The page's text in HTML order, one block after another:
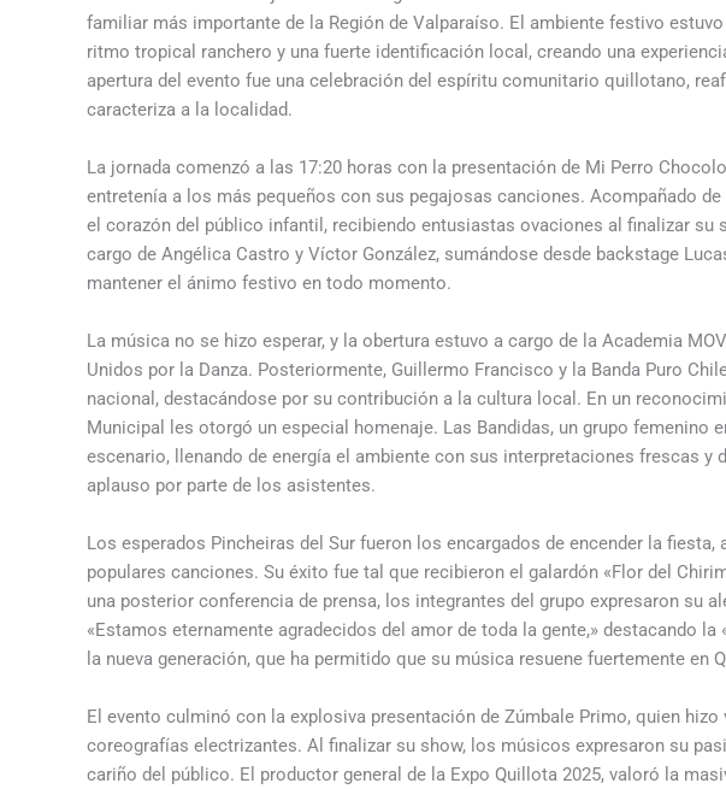
familiar más importante de la Región de Valparaíso. El ambiente festivo
ritmo tropical ranchero y una fuerte identificación local, creando una
apertura del evento fue una celebración del espíritu comunitario quillotano,
caracteriza a la localidad.
La jornada comenzó a las 17:20 horas con la presentación de Mi Perro
entretenía a los más pequeños con sus pegajosas canciones. Acompañado
el corazón del público infantil, recibiendo entusiastas ovaciones al finalizar su
cargo de Angélica Castro y Víctor González, sumándose desde backstage
mantener el ánimo festivo en todo momento.
La música no se hizo esperar, y la obertura estuvo a cargo de la Academia
Unidos por la Danza. Posteriormente, Guillermo Francisco y la Banda Puro
nacional, destacándose por su contribución a la cultura local. En un
Municipal les otorgó un especial homenaje. Las Bandidas, un grupo femenino
escenario, llenando de energía el ambiente con sus interpretaciones frescas y
aplauso por parte de los asistentes.
Los esperados Pincheiras del Sur fueron los encargados de encender la
populares canciones. Su éxito fue tal que recibieron el galardón «Flor del
una posterior conferencia de prensa, los integrantes del grupo expresaron su
«Estamos eternamente agradecidos del amor de toda la gente,» destacando
la nueva generación, que ha permitido que su música resuene fuertemente en
El evento culminó con la explosiva presentación de Zúmbale Primo, quien
coreografías electrizantes. Al finalizar su show, los músicos expresaron su
cariño del público. El productor general de la Expo Quillota 2025, valoró la